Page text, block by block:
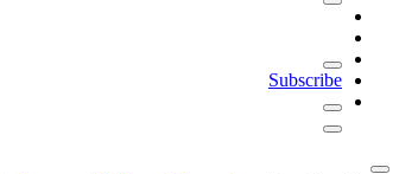
Subscribe